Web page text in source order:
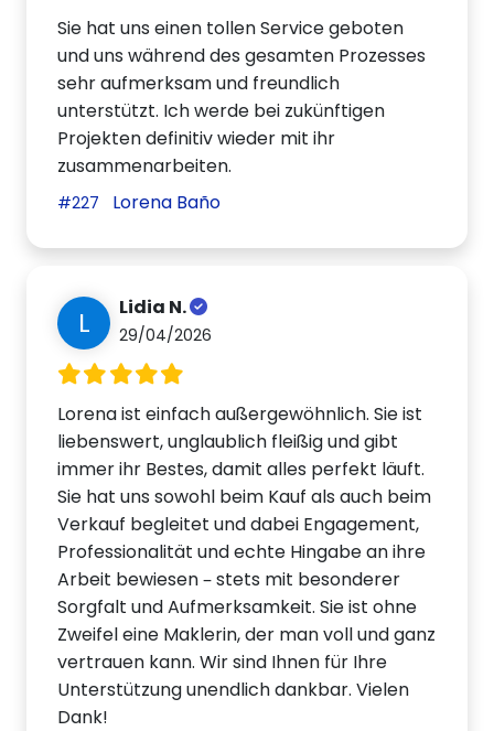
Sie hat uns einen tollen Service geboten
und uns während des gesamten Prozesses
sehr aufmerksam und freundlich
unterstützt. Ich werde bei zukünftigen
Projekten definitiv wieder mit ihr
zusammenarbeiten.
#227 Lorena Baño
L Lidia N.
29/04/2026
Lorena ist einfach außergewöhnlich. Sie ist
liebenswert, unglaublich fleißig und gibt
immer ihr Bestes, damit alles perfekt läuft.
Sie hat uns sowohl beim Kauf als auch beim
Verkauf begleitet und dabei Engagement,
Professionalität und echte Hingabe an ihre
Arbeit bewiesen – stets mit besonderer
Sorgfalt und Aufmerksamkeit. Sie ist ohne
Zweifel eine Maklerin, der man voll und ganz
vertrauen kann. Wir sind Ihnen für Ihre
Unterstützung unendlich dankbar. Vielen
Dank!